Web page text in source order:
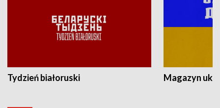
Tydzień białoruski Magazyn